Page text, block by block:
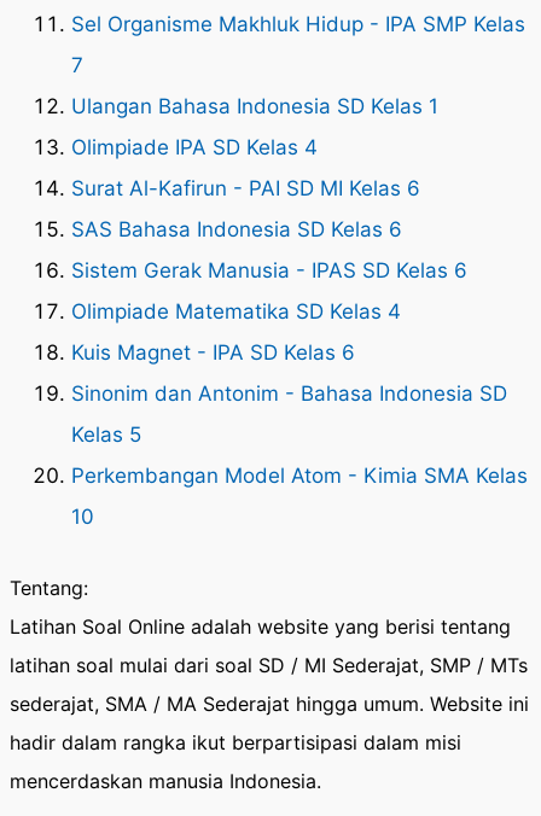
Sel Organisme Makhluk Hidup - IPA SMP Kelas
7
Ulangan Bahasa Indonesia SD Kelas 1
Olimpiade IPA SD Kelas 4
Surat Al-Kafirun - PAI SD MI Kelas 6
SAS Bahasa Indonesia SD Kelas 6
Sistem Gerak Manusia - IPAS SD Kelas 6
Olimpiade Matematika SD Kelas 4
Kuis Magnet - IPA SD Kelas 6
Sinonim dan Antonim - Bahasa Indonesia SD
Kelas 5
Perkembangan Model Atom - Kimia SMA Kelas
10
Tentang:
Latihan Soal Online adalah website yang berisi tentang
latihan soal mulai dari soal SD / MI Sederajat, SMP / MTs
sederajat, SMA / MA Sederajat hingga umum. Website ini
hadir dalam rangka ikut berpartisipasi dalam misi
mencerdaskan manusia Indonesia.